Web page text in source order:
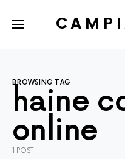
BROWSING TAG
haine
online
1 POST